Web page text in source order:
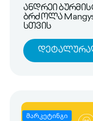
ანდრეი
ბრძოლა
სთვის
მარკეტინგი